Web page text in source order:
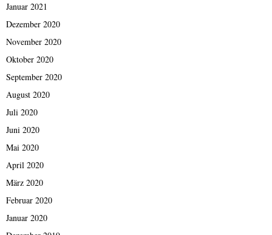
Januar 2021
Dezember 2020
November 2020
Oktober 2020
September 2020
August 2020
Juli 2020
Juni 2020
Mai 2020
April 2020
März 2020
Februar 2020
Januar 2020